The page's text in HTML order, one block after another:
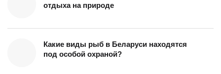
отдыха на природе
Какие виды рыб в Беларуси находятся
под особой охраной?